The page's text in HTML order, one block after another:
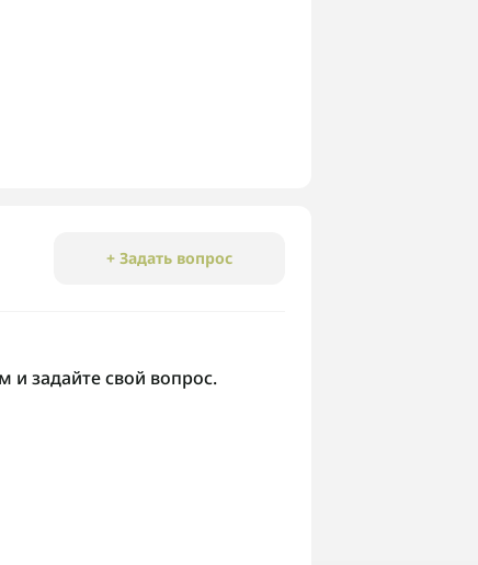
+ Задать вопрос
и задайте свой вопрос.